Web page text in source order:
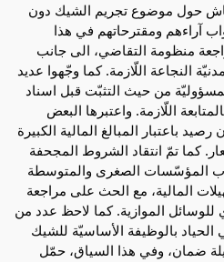
حول موضوع تجريم الشيك دون
آراءهم ومقترحاتهم في هذا
منظومة التقاضي، الى جانب
النجاعة اللّازمة. كما وجّهوا عديد
من حيث التثبّت قبل اسناد
اللّازمة. واعتبرها البعض
باعتبار المبالغ المالية الكبيرة
كما تمّ انتقاد الشروط المجحفة
المؤسّسات الصغرى والمتوسطة
المالية، مع الحث على مراجعة
الموازية. كما لاحظ عدد من
بالوظيفة الأساسيّة للشيك
ضمان، وفي هذا السياق، حمّل